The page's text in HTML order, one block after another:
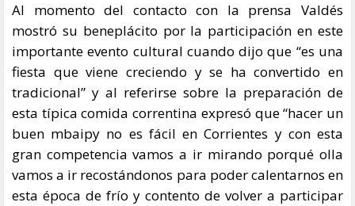
Al momento del contacto con la prensa Valdés
mostró su beneplácito por la participación en este
importante evento cultural cuando dijo que “es una
fiesta que viene creciendo y se ha convertido en
tradicional” y al referirse sobre la preparación de
esta típica comida correntina expresó que “hacer un
buen mbaipy no es fácil en Corrientes y con esta
gran competencia vamos a ir mirando porqué olla
vamos a ir recostándonos para poder calentarnos en
esta época de frío y contento de volver a participar